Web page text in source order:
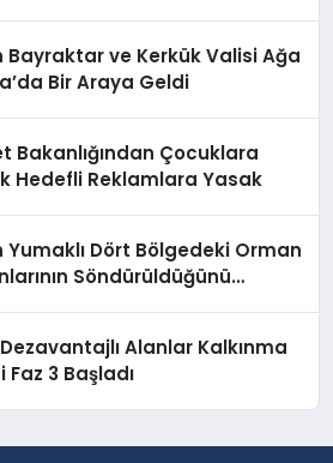
Bayraktar ve Kerkük Valisi Ağa
Bir Araya Geldi
Bakanlığından Çocuklara
Hedefli Reklamlara Yasak
Yumaklı Dört Bölgedeki Orman
Söndürüldüğünü
Dezavantajlı Alanlar Kalkınma
Faz 3 Başladı